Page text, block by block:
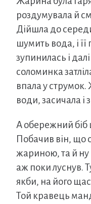
роздумувала й
Дійшла до
шумить вода, і
зупинилась і
соломинка
впала у
води, засичала і
А обережний біб
Побачив він, що
жариною, та й ну
аж поки луснув.
якби, на його
Той кравець